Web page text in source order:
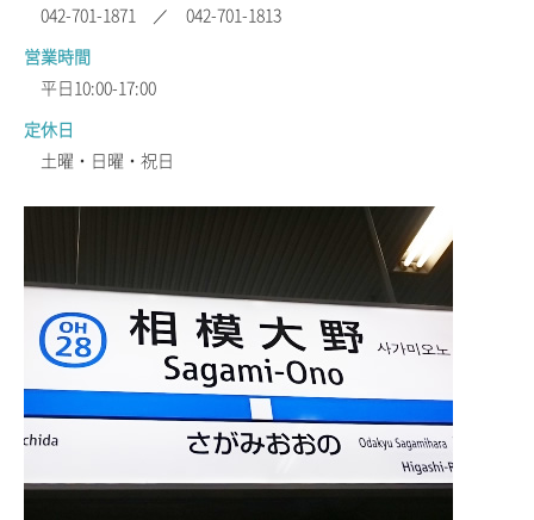
042-701-1871 ／ 042-701-1813
営業時間
平日10:00-17:00
定休日
土曜・日曜・祝日